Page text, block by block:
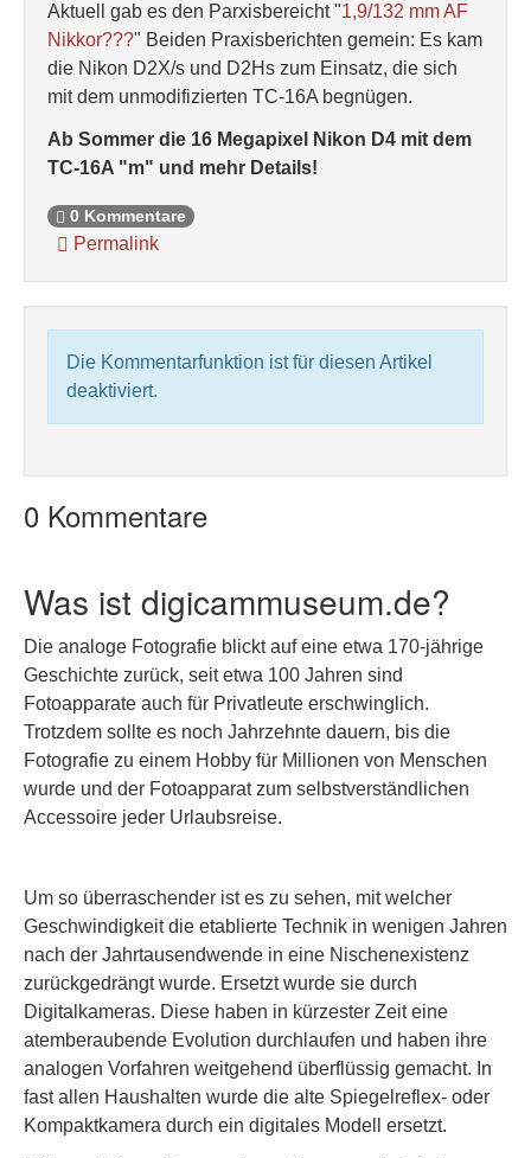
Aktuell gab es den Parxisbereicht "1,9/132 mm AF
Nikkor???" Beiden Praxisberichten gemein: Es kam
die Nikon D2X/s und D2Hs zum Einsatz, die sich
mit dem unmodifizierten TC-16A begnügen.
Ab Sommer die 16 Megapixel Nikon D4 mit dem
TC-16A "m" und mehr Details!
0 Kommentare
Permalink
Die Kommentarfunktion ist für diesen Artikel
deaktiviert.
0 Kommentare
Was ist digicammuseum.de?
Die analoge Fotografie blickt auf eine etwa 170-jährige
Geschichte zurück, seit etwa 100 Jahren sind
Fotoapparate auch für Privatleute erschwinglich.
Trotzdem sollte es noch Jahrzehnte dauern, bis die
Fotografie zu einem Hobby für Millionen von Menschen
wurde und der Fotoapparat zum selbstverständlichen
Accessoire jeder Urlaubsreise.
Um so überraschender ist es zu sehen, mit welcher
Geschwindigkeit die etablierte Technik in wenigen Jahren
nach der Jahrtausendwende in eine Nischenexistenz
zurückgedrängt wurde. Ersetzt wurde sie durch
Digitalkameras. Diese haben in kürzester Zeit eine
atemberaubende Evolution durchlaufen und haben ihre
analogen Vorfahren weitgehend überflüssig gemacht. In
fast allen Haushalten wurde die alte Spiegelreflex- oder
Kompaktkamera durch ein digitales Modell ersetzt.